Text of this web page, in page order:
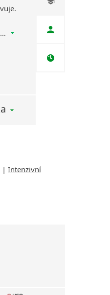
Hybridní online kurz na míru pro náročné, kteří chtějí růst a italštinu opravdu dostat do života. Měsíc, za který se z jazyka stane radost.
| Intenzivní